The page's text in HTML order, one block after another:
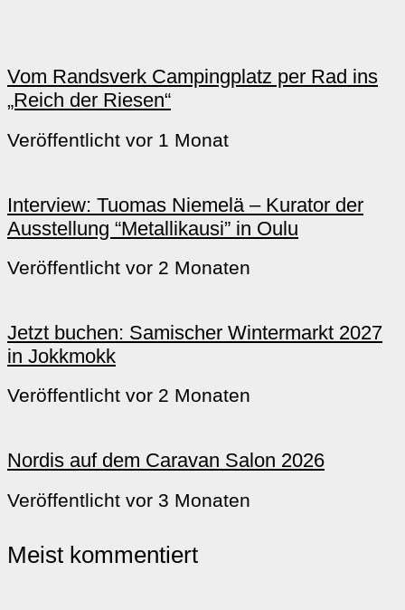
Vom Randsverk Campingplatz per Rad ins
„Reich der Riesen“
Veröffentlicht vor 1 Monat
Interview: Tuomas Niemelä – Kurator der
Ausstellung “Metallikausi” in Oulu
Veröffentlicht vor 2 Monaten
Jetzt buchen: Samischer Wintermarkt 2027
in Jokkmokk
Veröffentlicht vor 2 Monaten
Nordis auf dem Caravan Salon 2026
Veröffentlicht vor 3 Monaten
Meist kommentiert